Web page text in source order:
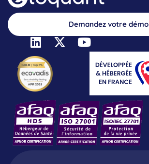
Demandez votre démo